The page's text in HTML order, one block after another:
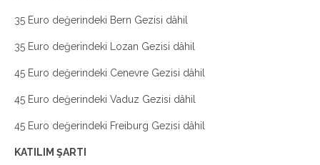
35 Euro değerindeki Bern Gezisi dâhil
35 Euro değerindeki Lozan Gezisi dâhil
45 Euro değerindeki Cenevre Gezisi dâhil
45 Euro değerindeki Vaduz Gezisi dâhil
45 Euro değerindeki Freiburg Gezisi dâhil
KATILIM ŞARTI